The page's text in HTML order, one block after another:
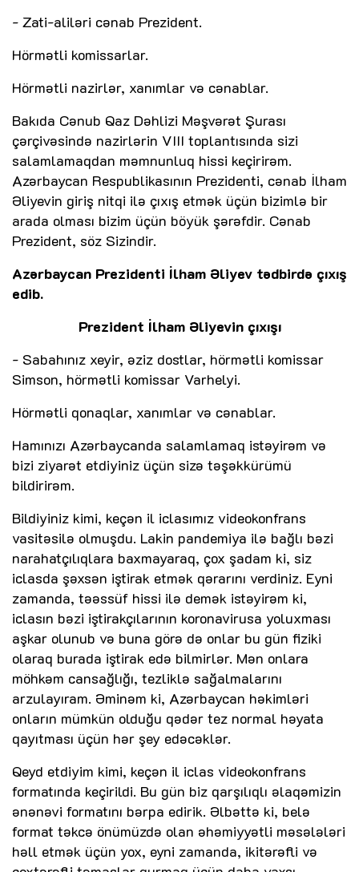
- Zati-aliləri cənab Prezident.
Hörmətli komissarlar.
Hörmətli nazirlər, xanımlar və cənablar.
Bakıda Cənub Qaz Dəhlizi Məşvərət Şurası
çərçivəsində nazirlərin VIII toplantısında sizi
salamlamaqdan məmnunluq hissi keçirirəm.
Azərbaycan Respublikasının Prezidenti, cənab İlham
Əliyevin giriş nitqi ilə çıxış etmək üçün bizimlə bir
arada olması bizim üçün böyük şərəfdir. Cənab
Prezident, söz Sizindir.
Azərbaycan Prezidenti İlham Əliyev tədbirdə çıxış
edib.
Prezident İlham Əliyevin çıxışı
- Sabahınız xeyir, əziz dostlar, hörmətli komissar
Simson, hörmətli komissar Varhelyi.
Hörmətli qonaqlar, xanımlar və cənablar.
Hamınızı Azərbaycanda salamlamaq istəyirəm və
bizi ziyarət etdiyiniz üçün sizə təşəkkürümü
bildirirəm.
Bildiyiniz kimi, keçən il iclasımız videokonfrans
vasitəsilə olmuşdu. Lakin pandemiya ilə bağlı bəzi
narahatçılıqlara baxmayaraq, çox şadam ki, siz
iclasda şəxsən iştirak etmək qərarını verdiniz. Eyni
zamanda, təəssüf hissi ilə demək istəyirəm ki,
iclasın bəzi iştirakçılarının koronavirusa yoluxması
aşkar olunub və buna görə də onlar bu gün fiziki
olaraq burada iştirak edə bilmirlər. Mən onlara
möhkəm cansağlığı, tezliklə sağalmalarını
arzulayıram. Əminəm ki, Azərbaycan həkimləri
onların mümkün olduğu qədər tez normal həyata
qayıtması üçün hər şey edəcəklər.
Qeyd etdiyim kimi, keçən il iclas videokonfrans
formatında keçirildi. Bu gün biz qarşılıqlı əlaqəmizin
ənənəvi formatını bərpa edirik. Əlbəttə ki, belə
format təkcə önümüzdə olan əhəmiyyətli məsələləri
həll etmək üçün yox, eyni zamanda, ikitərəfli və